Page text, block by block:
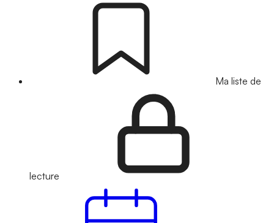
Ma liste de
lecture